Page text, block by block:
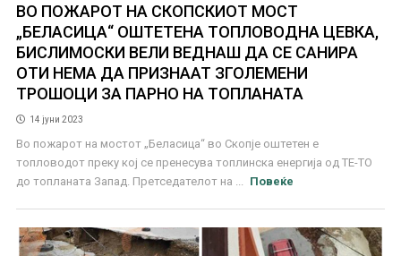
ВО ПОЖАРОТ НА СКОПСКИОТ МОСТ
„БЕЛАСИЦА“ ОШТЕТЕНА ТОПЛОВОДНА ЦЕВКА,
БИСЛИМОСКИ ВЕЛИ ВЕДНАШ ДА СЕ САНИРА
ОТИ НЕМА ДА ПРИЗНААТ ЗГОЛЕМЕНИ
ТРОШОЦИ ЗА ПАРНО НА ТОПЛАНАТА
14 јуни 2023
Во пожарот на мостот „Беласица“ во Скопје оштетен е
топловодот преку кој се пренесува топлинска енергија од ТЕ-ТО
до топланата Запад. Претседателот на ...
Повеќе